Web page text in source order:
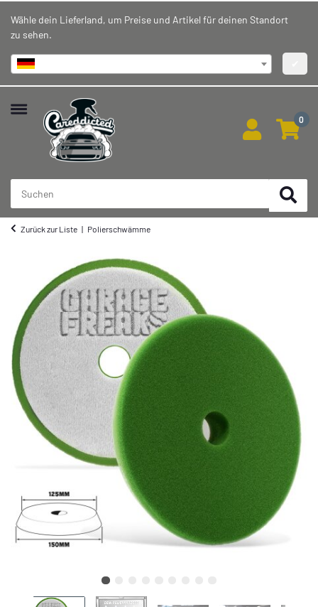
Wähle dein Lieferland, um Preise und Artikel für deinen Standort
zu sehen.
0
Zurück zur Liste Polierschwämme